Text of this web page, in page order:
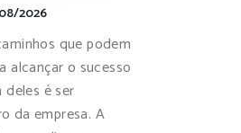
2026
que podem
alcançar o sucesso
é ser
da empresa. A